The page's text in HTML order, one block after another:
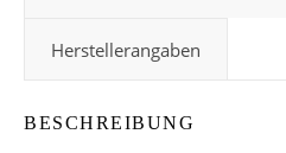
Herstellerangaben
BESCHREIBUNG